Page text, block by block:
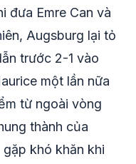
đưa Emre Can và
Augsburg lại tỏ
trước 2-1 vào
một lần nữa
từ ngoài vòng
thành của
khó khăn khi